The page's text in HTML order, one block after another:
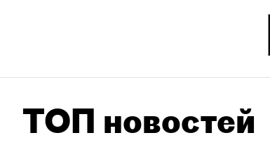
ТОП новостей